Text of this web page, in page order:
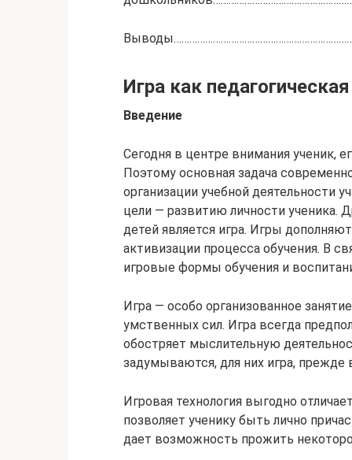
Игра как
Введение
Сегодня в центре внимания ученик,
Поэтому основная задача
организации учебной деятельности
цели — развитию личности ученика.
детей является игра. Игры
активизации процесса обучения. В
игровые формы обучения и
Игра — особо организованное
умственных сил. Игра всегда
обостряет мыслительную
задумываются, для них игра, прежде
Игровая технология выгодно
позволяет ученику быть лично
дает возможность прожить